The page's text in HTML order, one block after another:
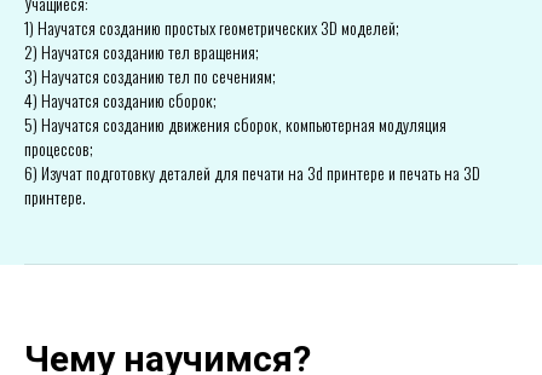
1) Научатся созданию простых геометрических 3D моделей;
2) Научатся созданию тел вращения;
3) Научатся созданию тел по сечениям;
4) Научатся созданию сборок;
5) Научатся созданию движения сборок, компьютерная модуляция
процессов;
6) Изучат подготовку деталей для печати на 3d принтере и печать на 3D
принтере.
Чему научимся?